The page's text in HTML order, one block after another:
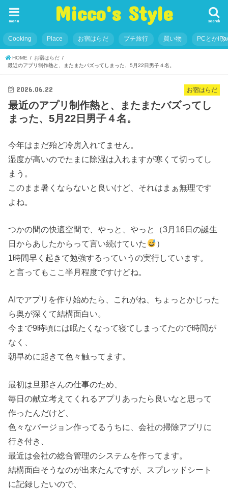
Micco's Style search
menu
Cooking Place お宿はらだ プチ旅行 買い物 PCとか
HOME
お宿はらだ
最近のアプリ制作熱と、またまたバズってしまった、5月22日男子４名。
お宿はらだ
2026.06.22
最近のアプリ制作熱と、またまたバズってし
まった、5月22日男子４名。
今年はまだ殆ど冷房入れてません。
湿度が高いのでたまに除湿は入れますが寒くて切ってし
まう。
このまま暑くならないと良いけど、それはまぁ無理です
よね。
つかの間の快適空間で、やっと、やっと（3月16日の誕生
日からあしたからって言い続けていた
）
1時間早く起きて勉強するっていうの実行しています。
と言ってもここ半月程度ですけどね。
AIでアプリを作り始めたら、これがね、ちょっとかじった
ら奥が深くて結構面白い。
今まで9時頃には眠たくなって寝てしまってたので時間が
なく、
朝早めに起きて色々触ってます。
最初は旦那さんの仕事のため、
毎日の献立考えてくれるアプリあったら良いなと思って
作ったんだけど、
色々なバージョン作ってるうちに、会社の掃除アプリに
行き付き、
最近は会社の総合管理のシステムを作ってます。
結構面白そうなのが出来たんですが、スプレッドシート
に記録したいので、